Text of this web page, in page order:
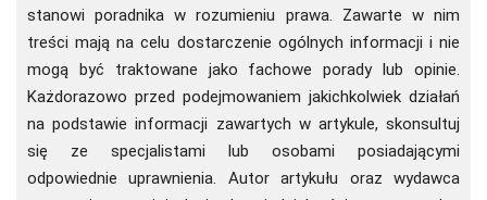
stanowi poradnika w rozumieniu prawa. Zawarte w nim
treści mają na celu dostarczenie ogólnych informacji i nie
mogą być traktowane jako fachowe porady lub opinie.
Każdorazowo przed podejmowaniem jakichkolwiek działań
na podstawie informacji zawartych w artykule, skonsultuj
się ze specjalistami lub osobami posiadającymi
odpowiednie uprawnienia. Autor artykułu oraz wydawca